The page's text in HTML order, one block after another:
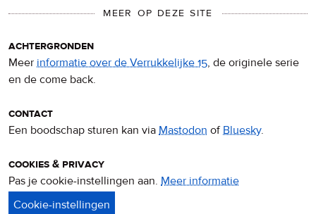
MEER OP DEZE SITE
achtergronden
Meer informatie over de Verrukkelijke 15, de originele serie
en de come back.
contact
Een boodschap sturen kan via Mastodon ofBluesky.
cookies & privacy
Pas je cookie-instellingen aan. Meer informatie